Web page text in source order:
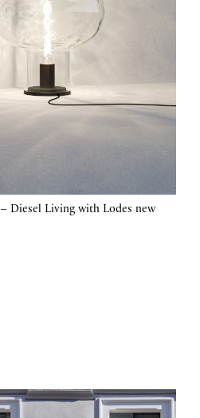
– Diesel Living with Lodes new